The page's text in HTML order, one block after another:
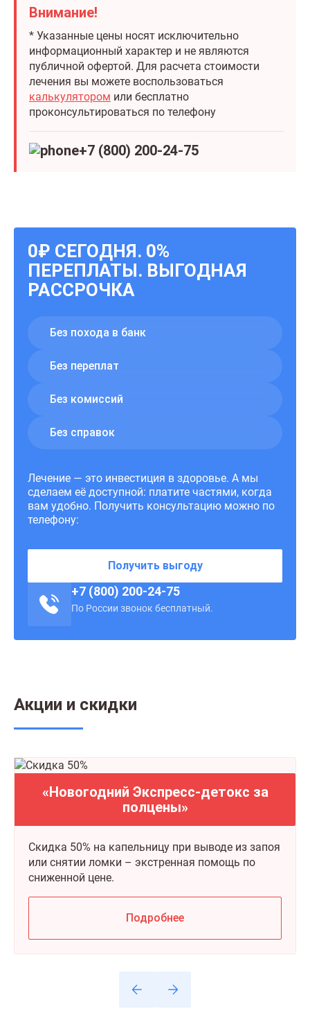
Внимание!
* Указанные цены носят исключительно
информационный характер и не являются
публичной офертой. Для расчета стоимости
лечения вы можете воспользоваться
калькулятором или бесплатно
проконсультироваться по телефону
+7 (800) 200-24-75
0₽ СЕГОДНЯ. 0%
ПЕРЕПЛАТЫ. ВЫГОДНАЯ
РАССРОЧКА
Без похода в банк
Без переплат
Без комиссий
Без справок
Лечение — это инвестиция в здоровье. А мы
сделаем её доступной: платите частями, когда
вам удобно. Получить консультацию можно по
телефону:
Получить выгоду
+7 (800) 200-24-75
По России звонок бесплатный.
Акции и скидки
«Новогодний Экспресс-детокс за
полцены»
Скидка 50% на капельницу при выводе из запоя
или снятии ломки – экстренная помощь по
сниженной цене.
Подробнее